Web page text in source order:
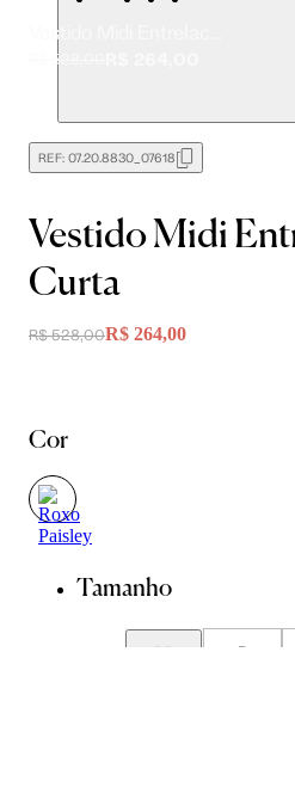
R$ 528,00
REF: 07.20.8830_07618
Vestido Midi
Curta
R$ 528,00R$ 264,00
Cor
Tamanho
PP P